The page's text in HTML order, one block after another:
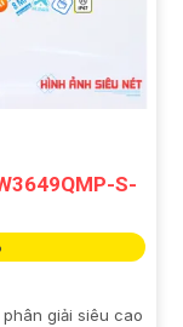
S-
phân giải siêu cao